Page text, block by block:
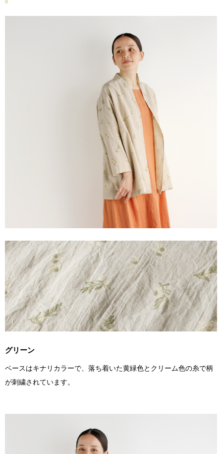
グリーン
ベースはキナリカラーで、落ち着いた黄緑色とクリーム色の糸で柄
が刺繍されています。